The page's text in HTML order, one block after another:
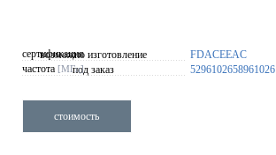
сертификация FDACEEAC
частота [МГц] 5296102658961026
стоимость
возможно изготовление
под заказ